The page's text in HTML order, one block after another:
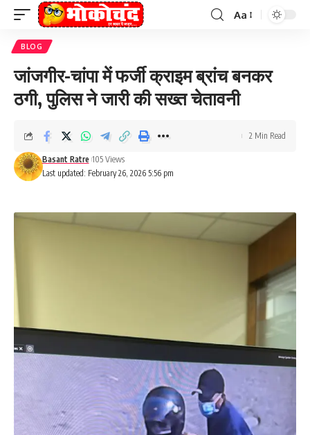
Font
Aa
BLOG
जांजगीर-चांपा में फर्जी क्राइम ब्रांच बनकर
ठगी, पुलिस ने जारी की सख्त चेतावनी
Last updated: February 26, 2026 5:56 pm
Basant Ratre 105 Views
2 Min Read